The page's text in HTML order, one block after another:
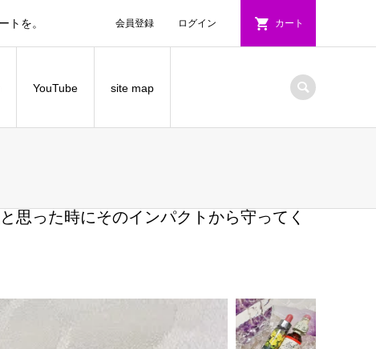
トを。 会員登録 ログイン カート
YouTube site map
思った時にそのインパクトから守ってく